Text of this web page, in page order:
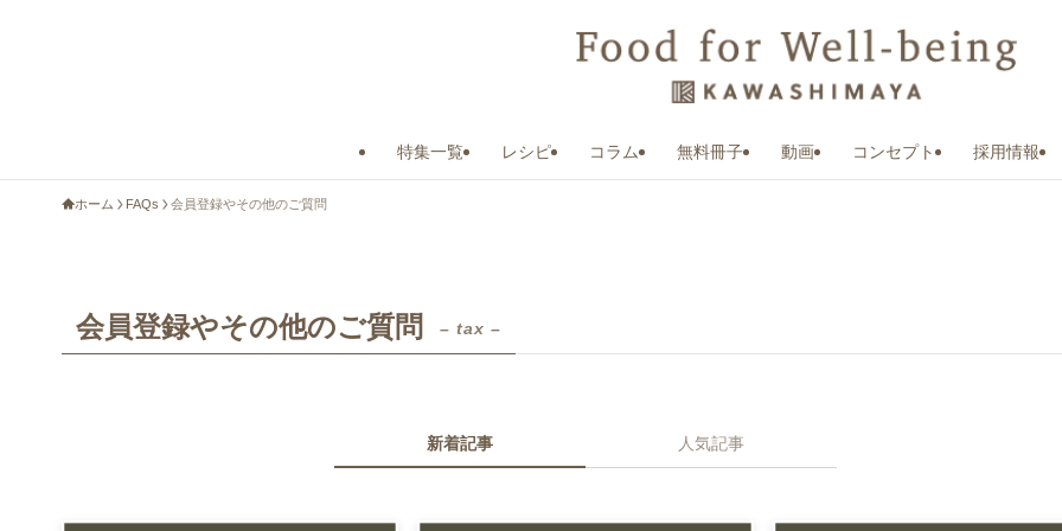
特集一覧 レシピ コラム 無料冊子 動画 コンセプト 採用情報
ホーム FAQs 会員登録やその他のご質問
会員登録やその他のご質問 – tax –
新着記事 人気記事